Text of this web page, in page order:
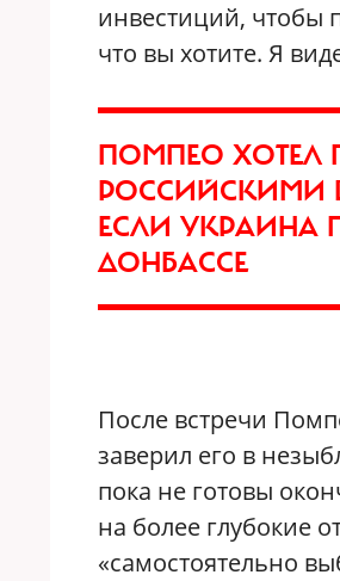
инвестиций, чтобы
что вы хотите. Я
ПОМПЕО ХОТЕЛ
РОССИЙСКИМИ
ЕСЛИ УКРАИНА
ДОНБАССЕ
После встречи
заверил его в
пока не готовы
на более глубокие
«самостоятельно